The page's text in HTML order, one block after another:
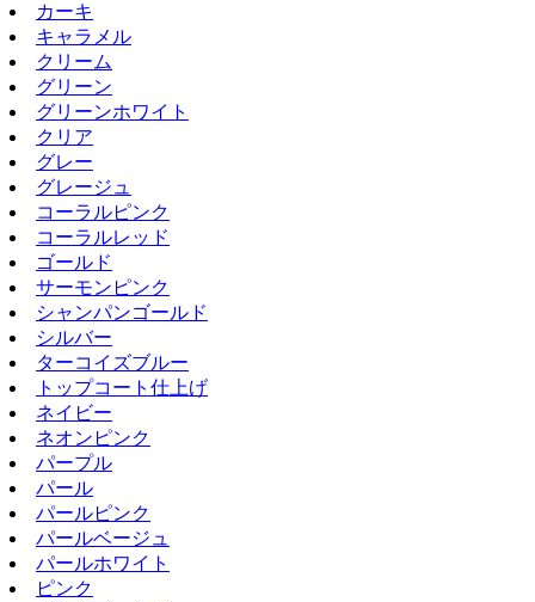
カーキ
キャラメル
クリーム
グリーン
グリーンホワイト
クリア
グレー
グレージュ
コーラルピンク
コーラルレッド
ゴールド
サーモンピンク
シャンパンゴールド
シルバー
ターコイズブルー
トップコート仕上げ
ネイビー
ネオンピンク
パープル
パール
パールピンク
パールベージュ
パールホワイト
ピンク